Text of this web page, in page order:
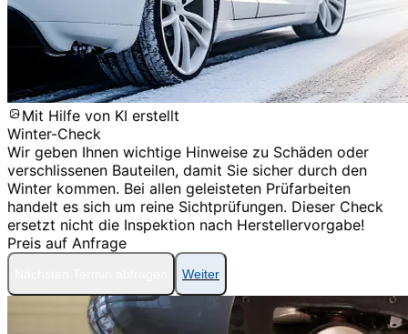
Mit Hilfe von KI erstellt
Winter-Check
Wir geben Ihnen wichtige Hinweise zu Schäden oder
verschlissenen Bauteilen, damit Sie sicher durch den
Winter kommen. Bei allen geleisteten Prüfarbeiten
handelt es sich um reine Sichtprüfungen. Dieser Check
ersetzt nicht die Inspektion nach Herstellervorgabe!
Preis auf Anfrage
Weiter